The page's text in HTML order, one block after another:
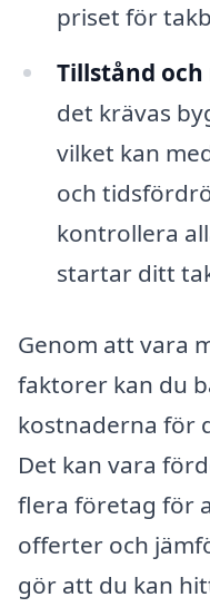
priset för
Tillstånd och
det krävas
vilket kan
och
kontrollera
startar ditt
Genom att vara
faktorer kan du
kostnaderna för
Det kan vara
flera företag för
offerter och
gör att du kan